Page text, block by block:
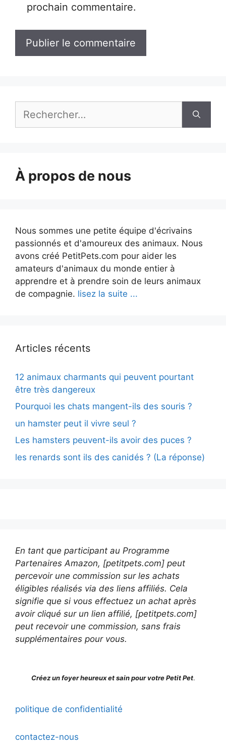
prochain commentaire.
À propos de nous
Nous sommes une petite équipe d'écrivains
passionnés et d'amoureux des animaux. Nous
avons créé PetitPets.com pour aider les
amateurs d'animaux du monde entier à
apprendre et à prendre soin de leurs animaux
de compagnie. lisez la suite ...
Articles récents
12 animaux charmants qui peuvent pourtant
être très dangereux
Pourquoi les chats mangent-ils des souris ?
un hamster peut il vivre seul ?
Les hamsters peuvent-ils avoir des puces ?
les renards sont ils des canidés ? (La réponse)
En tant que participant au Programme
Partenaires Amazon, [petitpets.com] peut
percevoir une commission sur les achats
éligibles réalisés via des liens affiliés. Cela
signifie que si vous effectuez un achat après
avoir cliqué sur un lien affilié, [petitpets.com]
peut recevoir une commission, sans frais
supplémentaires pour vous.
Créez un foyer heureux et sain pour votre Petit Pet.
politique de confidentialité
contactez-nous